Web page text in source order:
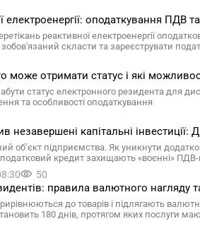
електроенергії: оподаткування ПДВ
реактивної електроенергії
зобов'язаний скласти та зареєструвати
може отримати статус і які
статус електронного резидента для
та особливості оподаткування
незавершені капітальні
об’єкт підприємства. Як уникнути
податковий кредит захищають «воєнні»
50
правила валютного нагляду
до товарів і підлягають
180 днів, протягом яких послуги